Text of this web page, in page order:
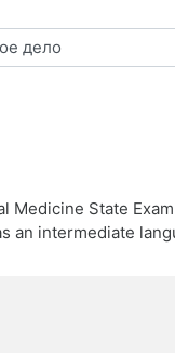
Medicine State
an intermediate